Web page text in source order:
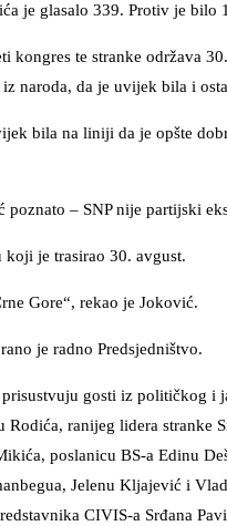
je glasalo 339. Protiv je bilo
kongres te stranke održava
naroda, da je uvijek bila i
bila na liniji da je opšte
poznato – SNP nije partijski
koji je trasirao 30. avgust.
Gore“, rekao je Joković.
je radno Predsjedništvo.
gosti iz političkog
Rodića, ranijeg lidera
poslanicu BS-a Edinu
Jelenu Kljajević i
CIVIS-a Srđana